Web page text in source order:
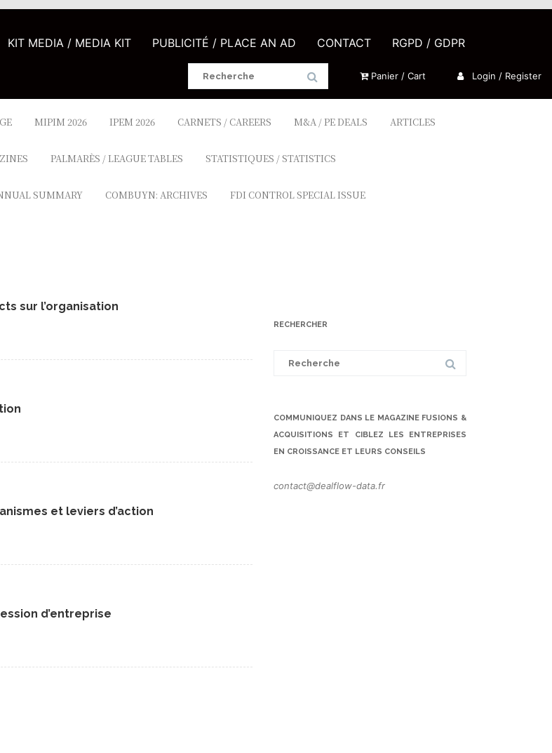
KIT MEDIA / MEDIA KIT PUBLICITÉ / PLACE AN AD CONTACT RGPD / GDPR
Search
Panier / Cart Login / Register
MIPIM 2026 IPEM 2026 CARNETS / CAREERS M&A / PE DEALS ARTICLES
PALMARÈS / LEAGUE TABLES STATISTIQUES / STATISTICS
SUMMARY COMBUYN: ARCHIVES FDI CONTROL SPECIAL ISSUE
sur l’organisation
et leviers d’action
d’entreprise
RECHERCHER
COMMUNIQUEZ DANS LE MAGAZINE FUSIONS &
ACQUISITIONS ET CIBLEZ LES ENTREPRISES
EN CROISSANCE ET LEURS CONSEILS
contact@dealflow-data.fr